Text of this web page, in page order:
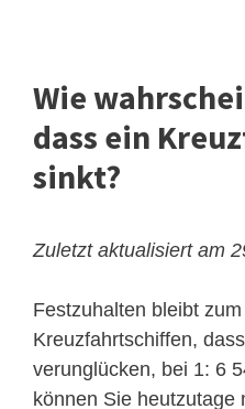
Wie
dass ein
sinkt?
Zuletzt aktualisiert am
Festzuhalten bleibt
Kreuzfahrtschiffen,
verunglücken, bei 1: 6
können Sie heutzutage